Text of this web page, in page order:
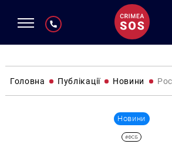
Головна Публікації Новини
Новини
#ФСБ